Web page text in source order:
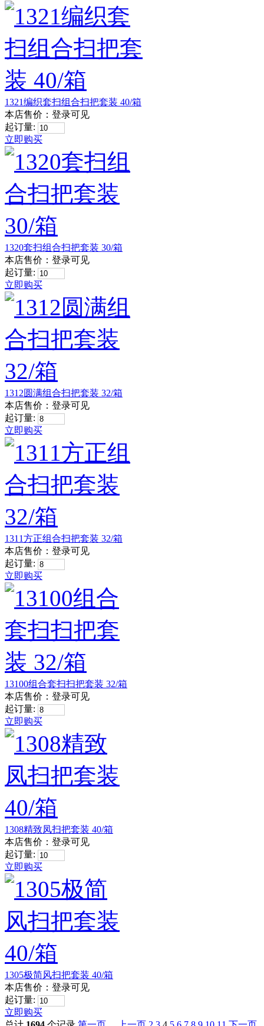
1321编织套扫组合扫把套装 40/箱
本店售价： 登录可见
起订量:
立即购买
1320套扫组合扫把套装 30/箱
本店售价： 登录可见
起订量:
立即购买
1312圆满组合扫把套装 32/箱
本店售价： 登录可见
起订量:
立即购买
1311方正组合扫把套装 32/箱
本店售价： 登录可见
起订量:
立即购买
13100组合套扫扫把套装 32/箱
本店售价： 登录可见
起订量:
立即购买
1308精致凤扫把套装 40/箱
本店售价： 登录可见
起订量:
立即购买
1305极简风扫把套装 40/箱
本店售价： 登录可见
起订量:
立即购买